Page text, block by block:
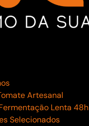
Artesanal
Lenta 48h
Selecionados